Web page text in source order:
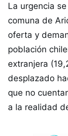
La urgencia
comuna de
oferta y
población
extranjera
desplazado
que no
a la realidad